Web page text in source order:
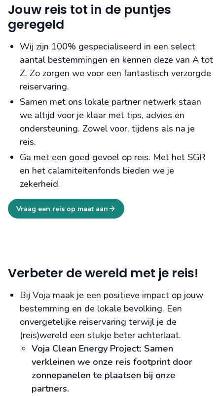
Jouw reis tot in de puntjes
geregeld
Wij zijn 100% gespecialiseerd in een select
aantal bestemmingen en kennen deze van A tot
Z. Zo zorgen we voor een fantastisch verzorgde
reiservaring.
Samen met ons lokale partner netwerk staan
we altijd voor je klaar met tips, advies en
ondersteuning. Zowel voor, tijdens als na je
reis.
Ga met een goed gevoel op reis. Met het SGR
en het calamiteitenfonds bieden we je
zekerheid.
Vraag een reis op maat aan
Verbeter de wereld met je reis!
Bij Voja maak je een positieve impact op jouw
bestemming en de lokale bevolking. Een
onvergetelijke reiservaring terwijl je de
(reis)wereld een stukje beter achterlaat.
Voja Clean Energy Project: Samen
verkleinen we onze reis footprint door
zonnepanelen te plaatsen bij onze
partners.